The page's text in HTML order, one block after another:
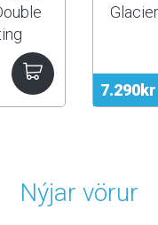
7.290kr
Nýjar vörur